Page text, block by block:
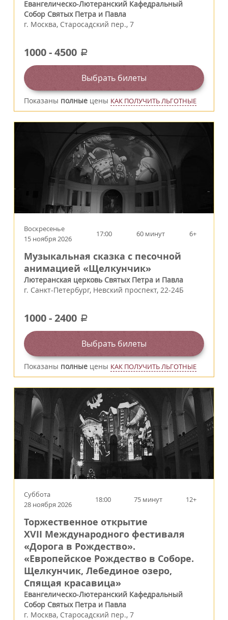
Евангелическо-Лютеранский Кафедральный
Собор Святых Петра и Павла
г. Москва, Старосадский пер., 7
1000-4500 a
Выбрать билеты
Показаны полные цены КАК ПОЛУЧИТЬ ЛЬГОТНЫЕ
Воскресенье
15 ноября 2026
17:00 60 минут 6+
Музыкальная сказка с песочной
анимацией «Щелкунчик»
Лютеранская церковь Святых Петра и Павла
г. Санкт-Петербург, Невский проспект, 22-24Б
1000-2400 a
Выбрать билеты
Показаны полные цены КАК ПОЛУЧИТЬ ЛЬГОТНЫЕ
Суббота
28 ноября 2026
18:00 75 минут 12+
Торжественное открытие
XVII Международного фестиваля
«Дорога в Рождество».
«Европейское Рождество в Соборе.
Щелкунчик, Лебединое озеро,
Спящая красавица»
Евангелическо-Лютеранский Кафедральный
Собор Святых Петра и Павла
г. Москва, Старосадский пер., 7